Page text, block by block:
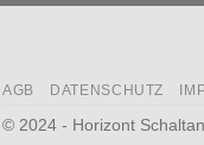
AGB DATENSCHUTZ
© 2024 - Horizont